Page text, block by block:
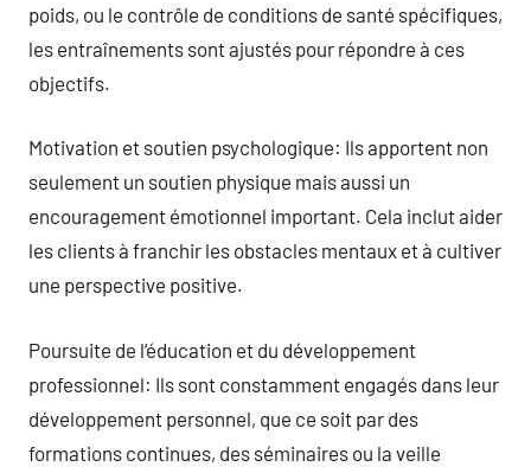
poids, ou le contrôle de conditions de santé spécifiques,
les entraînements sont ajustés pour répondre à ces
objectifs.
Motivation et soutien psychologique: Ils apportent non
seulement un soutien physique mais aussi un
encouragement émotionnel important. Cela inclut aider
les clients à franchir les obstacles mentaux et à cultiver
une perspective positive.
Poursuite de l’éducation et du développement
professionnel: Ils sont constamment engagés dans leur
développement personnel, que ce soit par des
formations continues, des séminaires ou la veille